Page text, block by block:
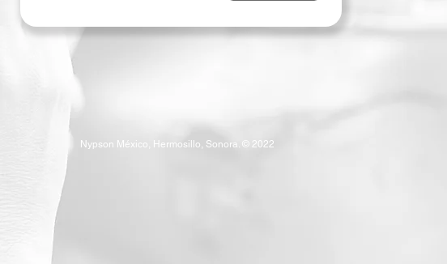
Nypson México, Hermosillo, Sonora. © 2022